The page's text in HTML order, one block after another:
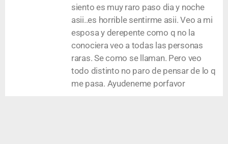
siento es muy raro paso dia y noche
asii..es horrible sentirme asii. Veo a mi
esposa y derepente como q no la
conociera veo a todas las personas
raras. Se como se llaman. Pero veo
todo distinto no paro de pensar de lo q
me pasa. Ayudeneme porfavor